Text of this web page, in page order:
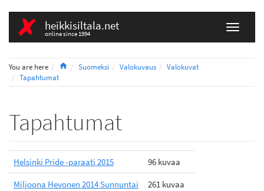
heikkisiltala.net
online since 1994
You are here HomeSuomeksi Valokuvaus
Valokuvat
Tapahtumat
Tapahtumat
Helsinki Pride -paraati 2015
96 kuvaa
Miljoona Hevonen 2014 Sunnuntai
261 kuvaa